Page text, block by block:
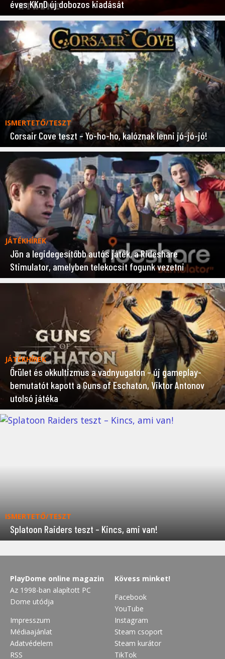
éves KKnD új dobozos kiadását
ISMERTETŐ/TESZT
Corsair Cove teszt – Yo-ho-ho, kalóznak lenni jó-jó-jó!
JÁTÉKHÍREK
Jön a legidegesítőbb autós játék, a Rideshare
Stimulator, amelyben telekocsit fogunk vezetni
JÁTÉKHÍREK
Őrület és okkultizmus a vadnyugaton – új gameplay-
bemutatót kapott a Guns of Eschaton, Viktor Antonov
utolsó játéka
ISMERTETŐ/TESZT
Splatoon Raiders teszt – Kincs, ami van!
PlayDome online magazin
Az 1998-ban alapított PC
Dome utódja
Impresszum
Médiaajánlat
Adatvédelem
RSS
Kövess minket!
Facebook
YouTube
Instagram
Steam csoport
Steam kurátor
TikTok